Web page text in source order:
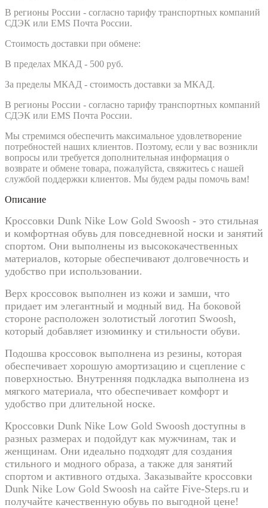
В регионы России - согласно тарифу транспортных компаний
СДЭК или EMS Почта России.
Стоимость доставки при обмене:
В пределах МКАД - 500 руб.
За пределы МКАД - стоимость доставки за МКАД.
В регионы России - согласно тарифу транспортных компаний
СДЭК или EMS Почта России.
Мы стремимся обеспечить максимальное удовлетворение
потребностей наших клиентов. Поэтому, если у вас возникли
вопросы или требуется дополнительная информация о
возврате и обмене товара, пожалуйста, свяжитесь с нашей
службой поддержки клиентов. Мы будем рады помочь вам!
Описание
Кроссовки Dunk Nike Low Gold Swoosh - это стильная
и комфортная обувь для повседневной носки и занятий
спортом. Они выполнены из высококачественных
материалов, которые обеспечивают долговечность и
удобство при использовании.
Верх кроссовок выполнен из кожи и замши, что
придает им элегантный и модный вид. На боковой
стороне расположен золотистый логотип Swoosh,
который добавляет изюминку и стильности обуви.
Подошва кроссовок выполнена из резины, которая
обеспечивает хорошую амортизацию и сцепление с
поверхностью. Внутренняя подкладка выполнена из
мягкого материала, что обеспечивает комфорт и
удобство при длительной носке.
Кроссовки Dunk Nike Low Gold Swoosh доступны в
разных размерах и подойдут как мужчинам, так и
женщинам. Они идеально подходят для создания
стильного и модного образа, а также для занятий
спортом и активного отдыха. Заказывайте кроссовки
Dunk Nike Low Gold Swoosh на сайте Five-Steps.ru и
получайте качественную обувь по выгодной цене!